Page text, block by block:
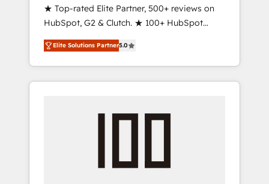
Onboarding & RevOps
★ Top-rated Elite Partner, 500+ reviews on
HubSpot, G2 & Clutch. ★ 100+ HubSpot
Certified Experts & Trainers across the team
★ 1,500+ implementations across five
continents ★ AI-First, RevOps-led,
Onboarding obsessed ★ Company of the
engine. We onboard your team, migrate your
Elite Solutions Partner5.0